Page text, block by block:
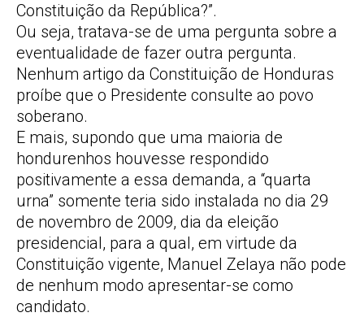
Constituição da República?”.
Ou seja, tratava-se de uma pergunta sobre a
eventualidade de fazer outra pergunta.
Nenhum artigo da Constituição de Honduras
proíbe que o Presidente consulte ao povo
soberano.
E mais, supondo que uma maioria de
hondurenhos houvesse respondido
positivamente a essa demanda, a “quarta
urna” somente teria sido instalada no dia 29
de novembro de 2009, dia da eleição
presidencial, para a qual, em virtude da
Constituição vigente, Manuel Zelaya não pode
de nenhum modo apresentar-se como
candidato.